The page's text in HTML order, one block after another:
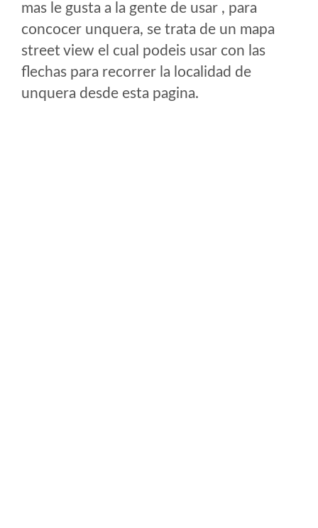
mas le gusta a la gente de usar , para
concocer unquera, se trata de un mapa
street view el cual podeis usar con las
flechas para recorrer la localidad de
unquera desde esta pagina.